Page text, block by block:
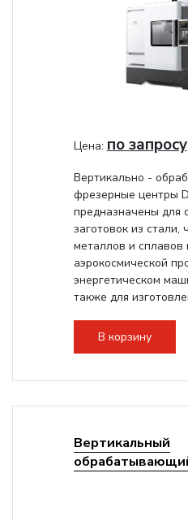
Цена: по запросу
Вертикально -
фрезерные центры
предназначены для
заготовок из стали,
металлов и сплавов
аэрокосмической
энергетическом
также для
В корзину
Вертикальный